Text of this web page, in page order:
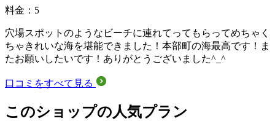
料金：5
穴場スポットのようなビーチに連れてってもらってめちゃく
ちゃきれいな海を堪能できました！本部町の海最高です！ま
たお願いしたいです！ありがとうございました^_^
口コミをすべて見る
このショップの人気プラン